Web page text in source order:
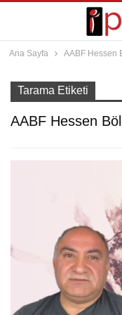
Ana Sayfa AABF Hessen
Tarama Etiketi
AABF Hessen